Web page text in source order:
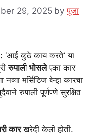
29, 2025 byपूजा
‘आई कुठे काय करते’ या
रुपाली भोसलेएका कार
मर्सिडिज बेन्झ कारचा
रुपाली पूर्णपणे सुरक्षित
कारखरेदी केली होती.